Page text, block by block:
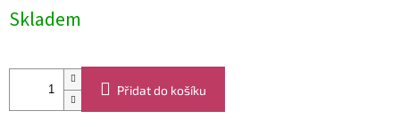
cena:
Skladem
Přidat do košíku